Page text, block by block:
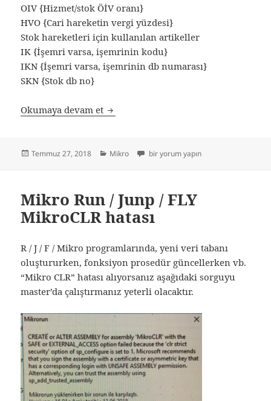
OIV {Hizmet/stok ÖİV oranı}
HVO {Cari hareketin vergi yüzdesi}
Stok hareketleri için kullanılan artikeller
IK {İşemri varsa, işemrinin kodu}
IKN {İşemri varsa, işemrinin db numarası}
SKN {Stok db no}
Okumaya devam et Mikro – Muhasebe kod değişkenleri
Yayın
Temmuz 27, 2018 Kategoriler
Mikro Mikro – Muhasebe kod değişkenleri
bir yorum yapın
Mikro Run / Junp / FLY
MikroCLR hatası
R / J / F / Mikro programlarında, yeni veri tabanı
oluştururken, fonksiyon prosedür güncellerken vb.
“Mikro CLR” hatası alıyorsanız aşağıdaki sorguyu
master’da çalıştırmanız yeterli olacaktır.